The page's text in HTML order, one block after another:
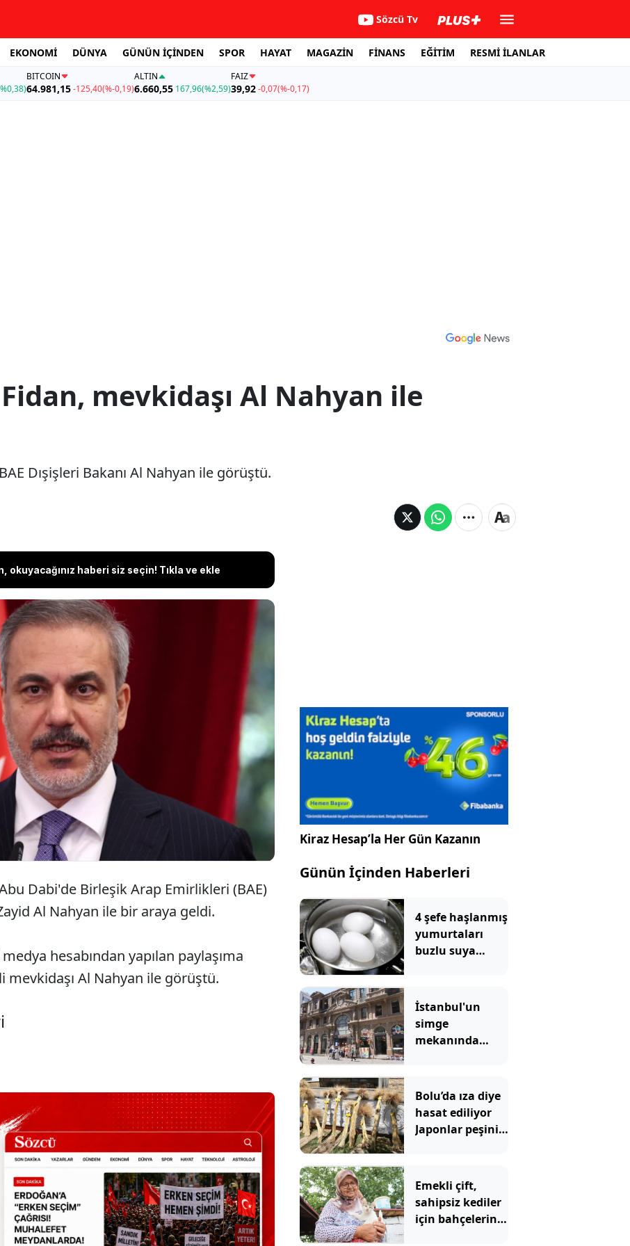
Sözcü Tv
EKONOMİ DÜNYA GÜNÜN İÇİNDEN SPOR HAYAT MAGAZİN FİNANS EĞİTİM RESMİ İLANLAR
BITCOIN
64.981,15-125,40(%-0,19)
ALTIN
6.660,55 167,96(%2,59)
FAİZ
39,92-0,07(%-0,17)
mevkidaşı Al Nahyan ile
Dışişleri Bakanı Al Nahyan ile görüştü.
okuyacağınız haberi siz seçin! Tıkla ve ekle
Dışişleri Bakanı Hakan Fidan, BAE
Dışişleri Bakanı Al Nahyan ile görüştü.
Dabi'de Birleşik Arap Emirlikleri (BAE)
Al Nahyan ile bir araya geldi.
hesabından yapılan paylaşıma
mevkidaşı Al Nahyan ile görüştü.
Kiraz Hesap’la Her Gün Kazanın
Günün İçinden Haberleri
4 şefe haşlanmış
yumurtaları
buzlu suya
olmadığı
soruldu, hepsi
aynı şeyi söyledi
İstanbul'un
simge
mekanında
görüntü
Bolu’da ıza diye
hasat ediliyor
Japonlar peşini
Emekli çift,
sahipsiz kediler
için bahçelerini